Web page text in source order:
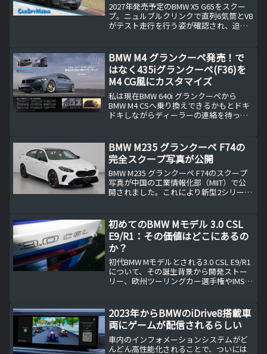
2027年発売予定のBMW X5 G65をスクー
プ。ニュルブルクリンクで直列6気筒とV8
がテスト走行を行う姿が確認され、迫力
ポートや新世代のパノラマディスプレイ
内装も確認され、電動化と走行性能の両
立を実現する次世代SUVとして期待が高
まります。
BMW M4 グランクーペ発売！で
はなく435iグランクーペ(F36)を
M4 CG風にカスタマイズ
私は現在BMW 640i グランクーペから
BMW M4 CSへ乗り換えできるかもとドキ
ドキしながらディーラーの連絡を待って
ペと実用的な4ドアの融合元々クーペ好き
な...
BMW M235 グランクーペ F74の
完全スクープ写真が公開
BMW M235 グランクーペ F74のスクープ
写真が中国の工業情報化部（MIIT）で公
開されました。これにより新型2シリーズ
を公式に発表したことになり...
初めてのBMW Mモデル 3.0 CSL
E9/R1：その価値はどこにあるの
か？
初代BMW Mモデルとされる3.0 CSL E9/R1
について、その誕生背景から開発ストー
リー、欧州ツーリングカー選手権やIMSA
解説します。なぜ“聖杯”と呼ばれ、オー
クションで高額取引されるのかを、Mブ
ランドの原点という視点から考察しま
す。
2023年からBMWのiDrive8搭載車
両にゲームが配信されるらしい
車内のインフォメーションシステムがど
んどん高性能化されることで、ついには